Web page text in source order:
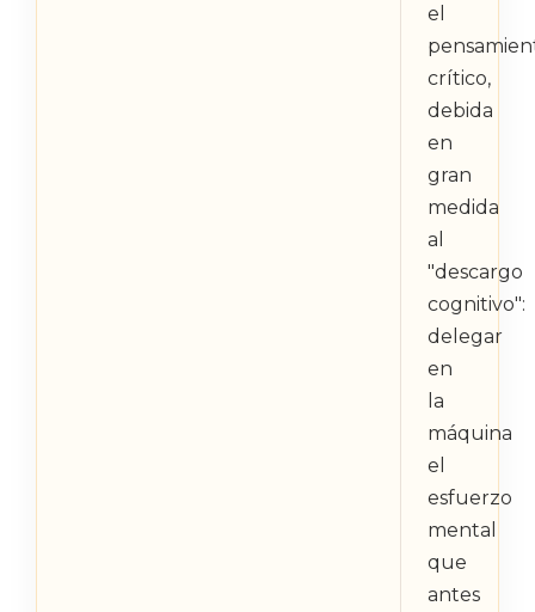
el
crítico,
debida
en
gran
medida
al
"descargo
cognitivo":
delegar
en
la
máquina
el
esfuerzo
mental
que
antes